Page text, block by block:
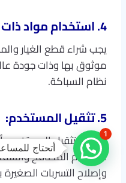
4. استخدام مواد ذات جودة عالية:
يجب شراء قطع الغيار
موثوق بها وذات جودة
نظام السباكة.
5. تثقيل المستخدم:
يُفضل تثقيل المستخدم
استخدام المصافح
وإصلاح التسربات
أتحتاج
1